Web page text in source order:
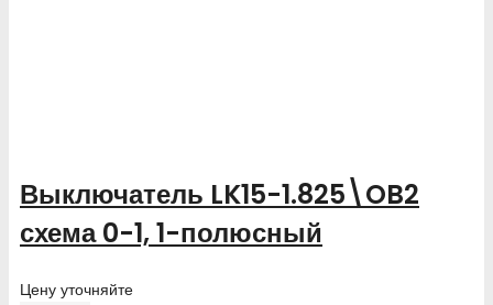
Выключатель LK15-1.825\OB2
схема 0-1, 1-полюсный
Цену уточняйте